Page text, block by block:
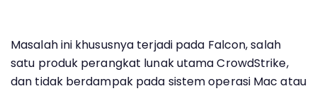
Masalah ini khususnya terjadi pada Falcon, salah
satu produk perangkat lunak utama CrowdStrike,
dan tidak berdampak pada sistem operasi Mac atau